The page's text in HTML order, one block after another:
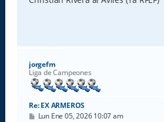
jorgefm
Liga de Campeones
Re: EX ARMEROS
M
Lun Ene 05, 2026 10:07 am